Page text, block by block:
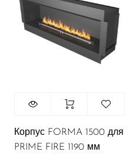
Корпус FORMA 1500 для
PRIME FIRE 1190 мм